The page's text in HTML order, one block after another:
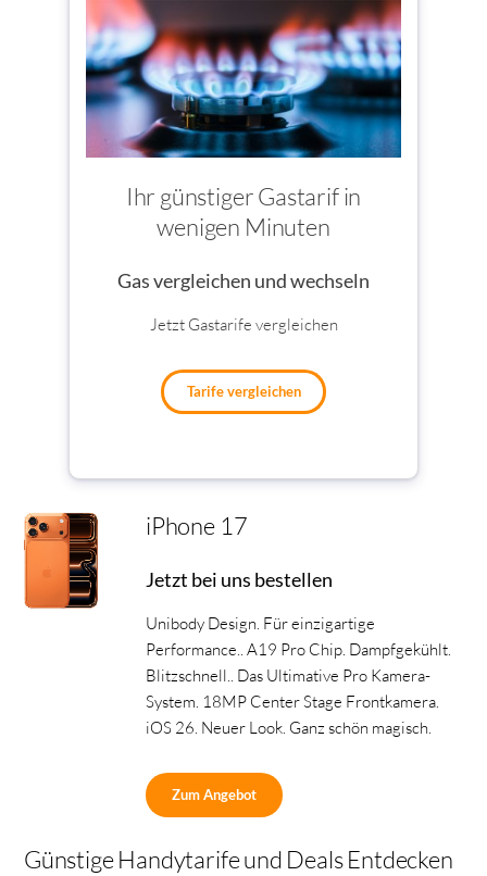
Ihr günstiger Gastarif in
wenigen Minuten
Gas vergleichen und wechseln
Jetzt Gastarife vergleichen
Tarife vergleichen
iPhone 17
Jetzt bei uns bestellen
Unibody Design. Für einzigartige
Performance.. A19 Pro Chip. Dampfgekühlt.
Blitzschnell.. Das Ultimative Pro Kamera-
System. 18MP Center Stage Frontkamera.
iOS 26. Neuer Look. Ganz schön magisch.
Zum Angebot
Günstige Handytarife und Deals Entdecken